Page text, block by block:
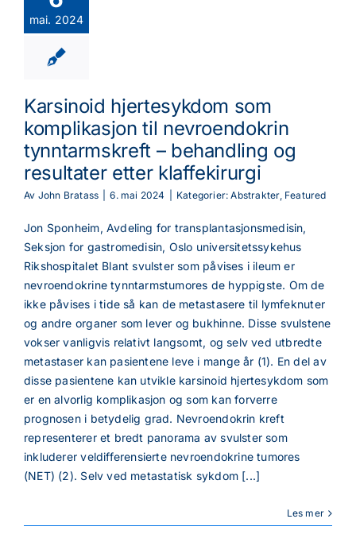
mai. 2024
Karsinoid hjertesykdom som
komplikasjon til nevroendokrin
tynntarmskreft – behandling og
resultater etter klaffekirurgi
Av John Bratass 6. mai 2024 Kategorier:Abstrakter, Featured
Jon Sponheim, Avdeling for transplantasjonsmedisin,
Seksjon for gastromedisin, Oslo universitetssykehus
Rikshospitalet Blant svulster som påvises i ileum er
nevroendokrine tynntarmstumores de hyppigste. Om de
ikke påvises i tide så kan de metastasere til lymfeknuter
og andre organer som lever og bukhinne. Disse svulstene
vokser vanligvis relativt langsomt, og selv ved utbredte
metastaser kan pasientene leve i mange år (1). En del av
disse pasientene kan utvikle karsinoid hjertesykdom som
er en alvorlig komplikasjon og som kan forverre
prognosen i betydelig grad. Nevroendokrin kreft
representerer et bredt panorama av svulster som
inkluderer veldifferensierte nevroendokrine tumores
(NET) (2). Selv ved metastatisk sykdom [...]
Les mer